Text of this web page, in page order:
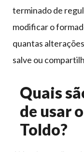
terminado de
modificar o
quantas
salve ou
Quais
de usar
Toldo?